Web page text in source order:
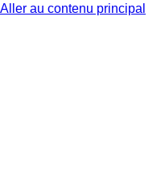
Aller au contenu principal